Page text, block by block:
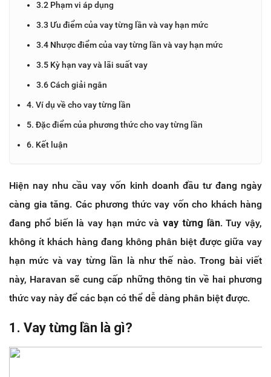
3.2 Phạm vi áp dụng
3.3 Ưu điểm của vay từng lần và vay hạn mức
3.4 Nhược điểm của vay từng lần và vay hạn mức
3.5 Kỳ hạn vay và lãi suất vay
3.6 Cách giải ngân
4. Ví dụ về cho vay từng lần
5. Đặc điểm của phương thức cho vay từng lần
6. Kết luận
Hiện nay nhu cầu vay vốn kinh doanh đầu tư đang ngày
càng gia tăng. Các phương thức vay vốn cho khách hàng
đang phổ biến là vay hạn mức và vay từng lần. Tuy vậy,
không ít khách hàng đang không phân biệt được giữa vay
hạn mức và vay từng lần là như thế nào. Trong bài viết
này, Haravan sẽ cung cấp những thông tin về hai phương
thức vay này để các bạn có thể dễ dàng phân biệt được.
1. Vay từng lần là gì?